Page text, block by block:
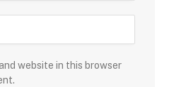
website in this browser